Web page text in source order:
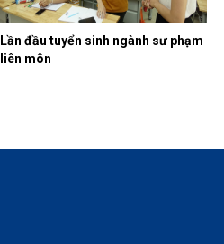
Lần đầu tuyển sinh ngành sư phạm
liên môn